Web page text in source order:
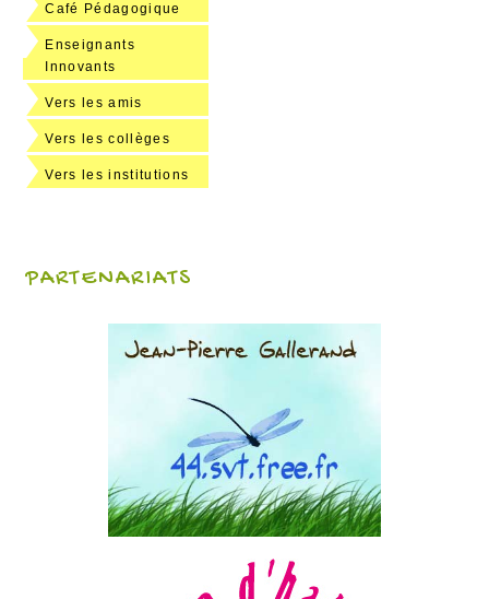
Café Pédagogique
Enseignants
Innovants
Vers les amis
Vers les collèges
Vers les institutions
PARTENARIATS